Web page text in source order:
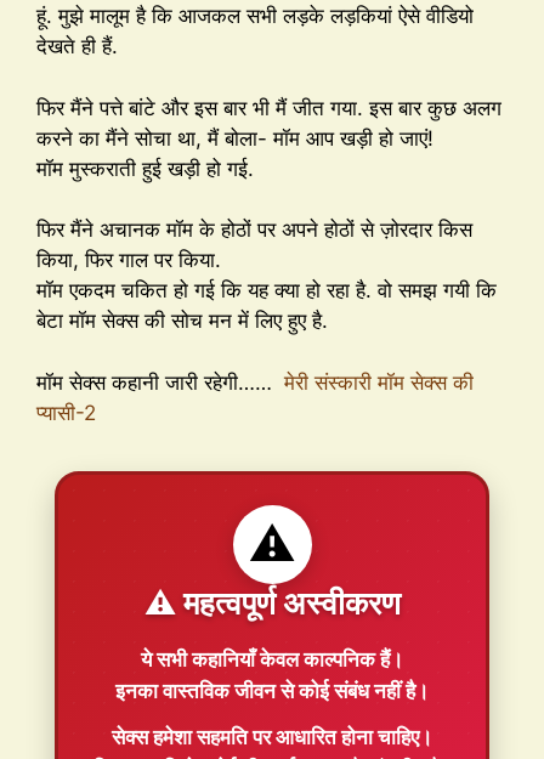
हूं. मुझे मालूम है कि आजकल सभी लड़के लड़कियां ऐसे वीडियो
देखते ही हैं.
फिर मैंने पत्ते बांटे और इस बार भी मैं जीत गया. इस बार कुछ अलग
करने का मैंने सोचा था, मैं बोला- मॉम आप खड़ी हो जाएं!
मॉम मुस्कराती हुई खड़ी हो गई.
फिर मैंने अचानक मॉम के होठों पर अपने होठों से ज़ोरदार किस
किया, फिर गाल पर किया.
मॉम एकदम चकित हो गई कि यह क्या हो रहा है. वो समझ गयी कि
बेटा मॉम सेक्स की सोच मन में लिए हुए है.
मॉम सेक्स कहानी जारी रहेगी……मेरी संस्कारी मॉम सेक्स की
प्यासी-2
⚠️
⚠️ महत्वपूर्ण अस्वीकरण
ये सभी कहानियाँकेवल काल्पनिकहैं।
इनका वास्तविक जीवन से कोई संबंध नहीं है।
सेक्स हमेशासहमतिपर आधारित होना चाहिए।